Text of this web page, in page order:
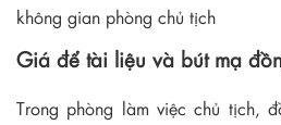
không gian phòng chủ tịch
Giá để tài liệu và bút mạ
Trong phòng làm việc chủ tịch,